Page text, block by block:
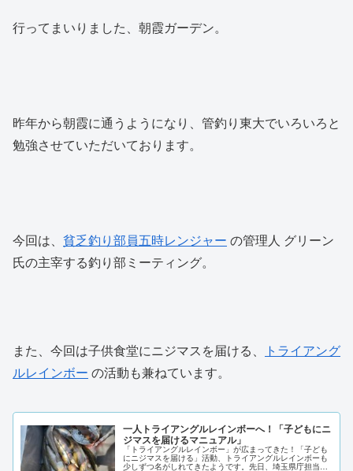
行ってまいりました、朝霞ガーデン。
昨年から朝霞に通うようになり、管釣り東大でいろいろと
勉強させていただいております。
今回は、 貧乏釣り部員五時レンジャー の管理人 グリーン
氏の主宰する釣り部ミーティング。
また、今回は子供食堂にニジマスを届ける、
トライアング
ルレインボー の活動も兼ねています。
一人トライアングルレインボーへ！「子どもにニ
ジマスを届けるマニュアル」
「トライアングルレインボー」が広まってきた！「子ども
にニジマスを届ける」活動、トライアングルレインボーも
少しずつ名がしれてきたようです。先日、埼玉県庁担当課